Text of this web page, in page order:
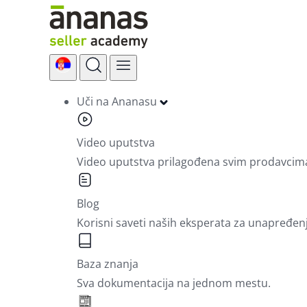
Uči na Ananasu
Video uputstva
Video uputstva prilagođena svim
Blog
Korisni saveti naših eksperata za
Baza znanja
Sva dokumentacija na jednom mestu.